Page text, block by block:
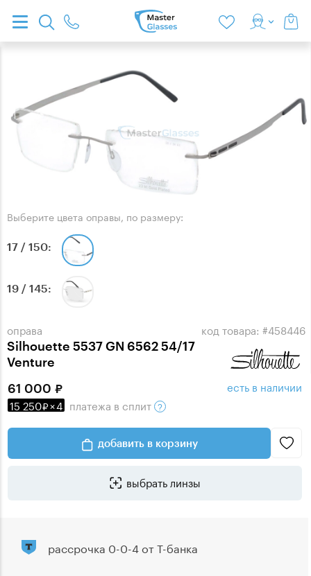
оправа
Silhouette 5537 GN 6562 54/17
Venture
код товара: #458446
Выберите цвета оправы, по размеру:
17 / 150
19 / 145
61 000
15 250 ×4 платежа в сплит
есть в наличии
добавить в корзину
выбрать линзы
рассрочка 0-0-4 от Т-банка